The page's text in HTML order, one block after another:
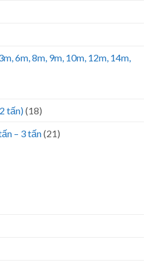
6m, 8m, 9m, 10m, 12m, 14m,
tấn)(18)
– 3 tấn(21)